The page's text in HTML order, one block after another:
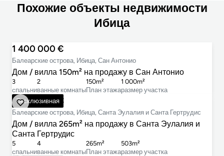
Похожие объекты недвижимости
Ибица
1 400 000 €
Балеарские острова, Ибица, Сан Антонио
Дом / вилла 150m² на продажу в Сан Антонио
cпальни
3
ванные комнаты
2
План этажа
150m²
размер участка
1 000m²
Эксклюзивная
2 950 000 €
Балеарские острова, Ибица, Санта Эулалия и Санта Гертрудис
Дом / вилла 265m² на продажу в Санта Эулалия и
Санта Гертрудис
cпальни
5
ванные комнаты
4
План этажа
265m²
размер участка
503m²